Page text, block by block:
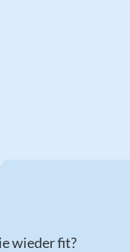
wieder fit?